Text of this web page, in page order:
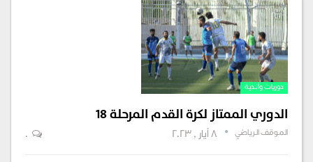
دوريات وأندية
الدوري الممتاز لكرة القدم المرحلة ١٨
الموقف الرياضي 0